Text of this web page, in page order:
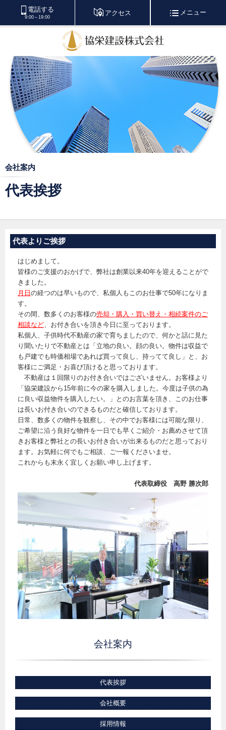
電話する
9:00～19:00
アクセス メニュー
会社案内
代表挨拶
代表よりご挨拶
はじめまして。
皆様のご支援のおかげで、弊社は創業以来40年を迎えることがで
きました。
月日 の経つのは早いもので、私個人もこのお仕事で50年になりま
す。
その間、数多くのお客様の売却・購入・買い替え・相続案件のご
相談など、お付き合いを頂き今日に至っております。
私個人、子供時代不動産の家で育ちましたので、何かと話に見た
り聞いたりで不動産とは「立地の良い。顔の良い。物件は収益で
も戸建でも時価相場であれば買って良し、持ってて良し」と、お
客様にご満足・お喜び頂けると思っております。
不動産は１回限りのお付き合いではございません。お客様より
「協栄建設から15年前に今の家を購入しました。今度は子供の為
に良い収益物件を購入したい。」とのお言葉を頂き、このお仕事
は長いお付き合いのできるものだと確信しております。
日常、数多くの物件を観察し、その中でお客様には可能な限り、
ご希望に沿う良好な物件を一日でも早くご紹介・お薦めさせて頂
きお客様と弊社との長いお付き合いが出来るものだと思っており
ます。お気軽に何でもご相談、ご一報くださいませ。
これからも末永く宜しくお願い申し上げます。
代表取締役 高野 勝次郎
会社案内
代表挨拶
会社概要
採用情報